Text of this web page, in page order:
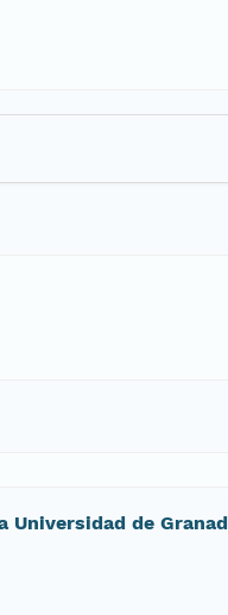
Universidad de